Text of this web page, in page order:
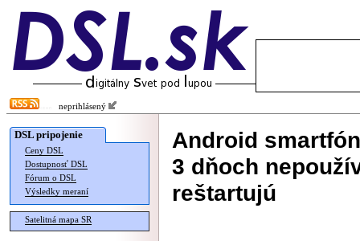
neprihlásený
DSL pripojenie
Ceny DSL
Dostupnosť DSL
Fórum o DSL
Výsledky meraní
Satelitná mapa SR
Android
3 dňoch
reštartujú